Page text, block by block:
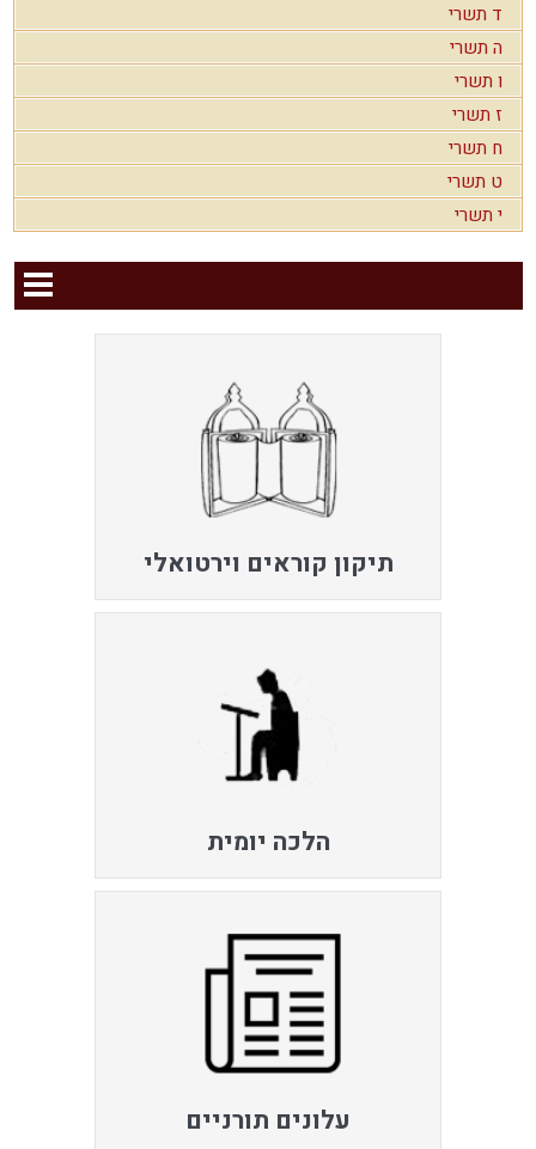
ד תשרי
ה תשרי
ו תשרי
ז תשרי
ח תשרי
ט תשרי
י תשרי
תיקון קוראים וירטואלי
הלכה יומית
עלונים תורניים